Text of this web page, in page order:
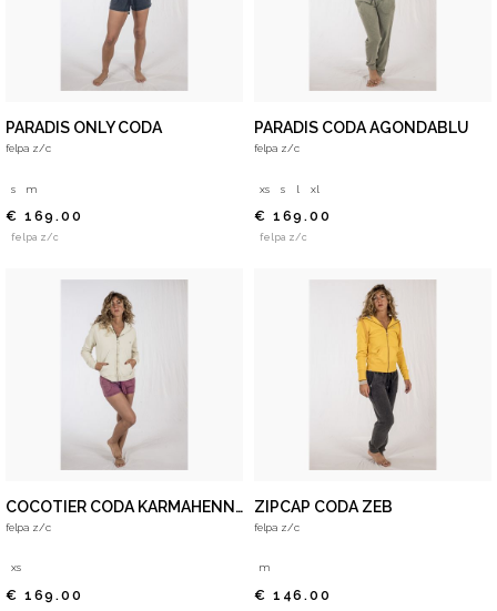
PARADIS ONLY CODA
felpa z/c
s m
€ 169.00
felpa z/c
PARADIS CODA AGONDABLU
felpa z/c
xs s l xl
€ 169.00
felpa z/c
COCOTIER CODA KARMAHENNE
felpa z/c
xs
€ 169.00
ZIPCAP CODA ZEB
felpa z/c
m
€ 146.00